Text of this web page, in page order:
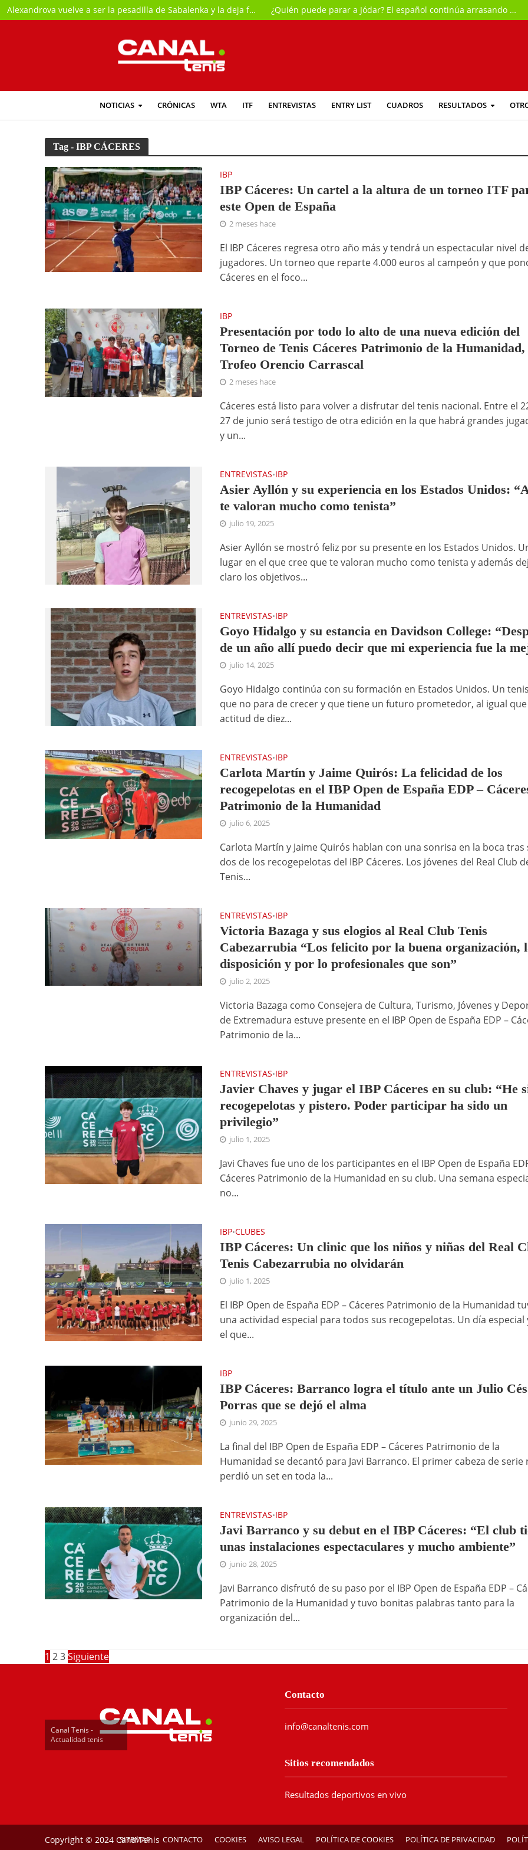
Alexandrova vuelve a ser la pesadilla de Sabalenka y la deja fuera de Toronto ¿Quién puede parar a Jódar? El español continúa arrasando en Montreal
NOTICIAS CRÓNICAS WTA ITF ENTREVISTAS ENTRY LIST CUADROS RESULTADOS
Tag - IBP CÁCERES
IBP
IBP Cáceres: Un cartel a la altura de un torneo ITF
este Open de España
2 meses hace
El IBP Cáceres regresa otro año más y tendrá un espectacular nivel
jugadores. Un torneo que reparte 4.000 euros al campeón y que
Cáceres en el foco...
IBP
Presentación por todo lo alto de una nueva edición del
Torneo de Tenis Cáceres Patrimonio de la Humanidad,
Trofeo Orencio Carrascal
2 meses hace
Cáceres está listo para volver a disfrutar del tenis nacional. Entre el
27 de junio será testigo de otra edición en la que habrá grandes
y un...
ENTREVISTAS•IBP
Asier Ayllón y su experiencia en los Estados Unidos:
te valoran mucho como tenista”
julio 19, 2025
Asier Ayllón se mostró feliz por su presente en los Estados Unidos.
lugar en el que cree que te valoran mucho como tenista y además
claro los objetivos...
ENTREVISTAS•IBP
Goyo Hidalgo y su estancia en Davidson College:
de un año allí puedo decir que mi experiencia fue la
julio 14, 2025
Goyo Hidalgo continúa con su formación en Estados Unidos. Un
que no para de crecer y que tiene un futuro prometedor, al igual
actitud de diez...
ENTREVISTAS•IBP
Carlota Martín y Jaime Quirós: La felicidad de los
recogepelotas en el IBP Open de España EDP –
Patrimonio de la Humanidad
julio 6, 2025
Carlota Martín y Jaime Quirós hablan con una sonrisa en la boca tras
dos de los recogepelotas del IBP Cáceres. Los jóvenes del Real Club
Tenis...
ENTREVISTAS•IBP
Victoria Bazaga y sus elogios al Real Club Tenis
Cabezarrubia “Los felicito por la buena organización,
disposición y por lo profesionales que son”
julio 2, 2025
Victoria Bazaga como Consejera de Cultura, Turismo, Jóvenes y
de Extremadura estuve presente en el IBP Open de España EDP –
Patrimonio de la...
ENTREVISTAS•IBP
Javier Chaves y jugar el IBP Cáceres en su club: “He
recogepelotas y pistero. Poder participar ha sido un
privilegio”
julio 1, 2025
Javi Chaves fue uno de los participantes en el IBP Open de España
Cáceres Patrimonio de la Humanidad en su club. Una semana
no...
IBP•CLUBES
IBP Cáceres: Un clinic que los niños y niñas del Real
Tenis Cabezarrubia no olvidarán
julio 1, 2025
El IBP Open de España EDP – Cáceres Patrimonio de la Humanidad
una actividad especial para todos sus recogepelotas. Un día especial
el que...
IBP
IBP Cáceres: Barranco logra el título ante un Julio
Porras que se dejó el alma
junio 29, 2025
La final del IBP Open de España EDP – Cáceres Patrimonio de la
Humanidad se decantó para Javi Barranco. El primer cabeza de serie
perdió un set en toda la...
ENTREVISTAS•IBP
Javi Barranco y su debut en el IBP Cáceres: “El club
unas instalaciones espectaculares y mucho ambiente”
junio 28, 2025
Javi Barranco disfrutó de su paso por el IBP Open de España EDP –
Patrimonio de la Humanidad y tuvo bonitas palabras tanto para la
organización del...
1 2 3 Siguiente
Canal Tenis -
Actualidad tenis
Contacto
info@canaltenis.com
Sitios recomendados
Resultados deportivos en vivo
Copyright © 2024 CanalTenis
SITEMAP CONTACTO COOKIES AVISO LEGAL POLÍTICA DE COOKIES POLÍTICA DE PRIVACIDAD